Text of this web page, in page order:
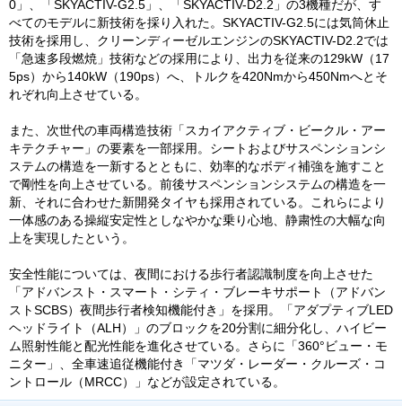
0」、「SKYACTIV-G2.5」、「SKYACTIV-D2.2」の3機種だが、す
べてのモデルに新技術を採り入れた。SKYACTIV-G2.5には気筒休止
技術を採用し、クリーンディーゼルエンジンのSKYACTIV-D2.2では
「急速多段燃焼」技術などの採用により、出力を従来の129kW（17
5ps）から140kW（190ps）へ、トルクを420Nmから450Nmへとそ
れぞれ向上させている。
また、次世代の車両構造技術「スカイアクティブ・ビークル・アー
キテクチャー」の要素を一部採用。シートおよびサスペンションシ
ステムの構造を一新するとともに、効率的なボディ補強を施すこと
で剛性を向上させている。前後サスペンションシステムの構造を一
新、それに合わせた新開発タイヤも採用されている。これらにより
一体感のある操縦安定性としなやかな乗り心地、静粛性の大幅な向
上を実現したという。
安全性能については、夜間における歩行者認識制度を向上させた
「アドバンスト・スマート・シティ・ブレーキサポート（アドバン
ストSCBS）夜間歩行者検知機能付き」を採用。「アダプティブLED
ヘッドライト（ALH）」のブロックを20分割に細分化し、ハイビー
ム照射性能と配光性能を進化させている。さらに「360°ビュー・モ
ニター」、全車速追従機能付き「マツダ・レーダー・クルーズ・コ
ントロール（MRCC）」などが設定されている。